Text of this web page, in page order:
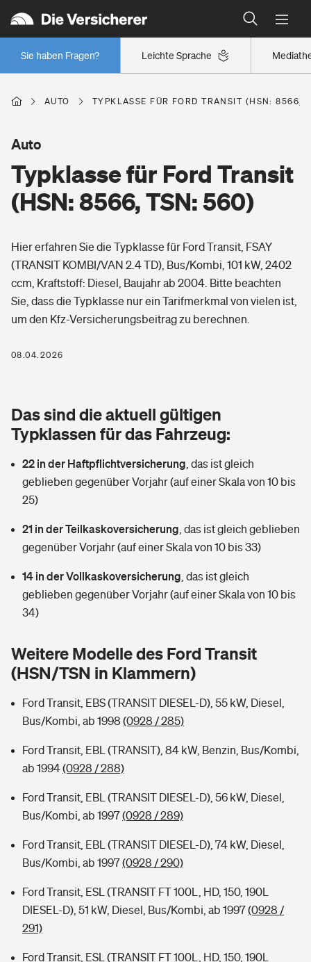
Leichte Sprache
Sie haben Fragen?
Wer versichert was: Jetzt Versicherer finden
Regionalklassen: So ist Ihre Region eingestuft
Wer versichert was: Jetzt Versicherer finden
Berufsunfähigkeitsversicherung
Erwerbsunfähigkeitsversicherung
Grundfähigkeitsversicherung
Arbeitsrechtsschutz
Berufshaftpflichtversicherung
Zur Übersicht
Tools
Wer versichert was: Jetzt Versicherer finden
Sie haben Fragen?
Wohnen
Elementarversicherung
Glasversicherung
Mietkautionsversicherung
Restkreditversicherung
Tools
Hochwasser-Check: Wie gefährdet ist Ihr Haus?
Sie haben Fragen?
Freizeit
Pri­vate Haft­pflicht­
Kinderunfall­ver­si­che­rung
Kinderinvalidität
Hundehalter-Haftpflicht
Handyversicherung
Private Cyberversicherung
Zur Übersicht
Kinderunfall-Check: Mehr Sicherheit für deine Kids
Typklassen: So ist Ihr Auto eingestuft
Sie haben Fragen?
Gesundheit
Private Krankenversicherung
Dread-Disease-Versicherung
Tierkrankenversicherung
Zur Übersicht
Tools
Wer versichert was: Jetzt Versicherer finden
Rentenrechner: Wie viel Geld bekomme ich im Alter?
AUTO TYPKLASSE FÜR FORD TRANSIT (HSN: 8566,
Typklasse für Ford Transit
(HSN: 8566, TSN: 560)
Auto
Hier erfahren Sie die Typklasse für Ford Transit, FSAY
(TRANSIT KOMBI/VAN 2.4 TD), Bus/Kombi, 101 kW, 2402
ccm, Kraftstoff: Diesel, Baujahr ab 2004. Bitte beachten
Sie, dass die Typklasse nur ein Tarifmerkmal von vielen ist,
um den Kfz-Versicherungsbeitrag zu berechnen.
08.04.2026
Das sind die aktuell gültigen
Typklassen für das Fahrzeug:
22 in der Haftpflichtversicherung das ist gleich
geblieben gegenüber Vorjahr (auf einer Skala von 10 bis
25)
21 in der Teilkaskoversicherung das ist gleich geblieben
gegenüber Vorjahr (auf einer Skala von 10 bis 33)
14 in der Vollkaskoversicherung das ist gleich
geblieben gegenüber Vorjahr (auf einer Skala von 10 bis
34)
Weitere Modelle des Ford Transit
(HSN/TSN in Klammern)
Ford Transit, EBS (TRANSIT DIESEL-D), 55 kW, Diesel,
Bus/Kombi, ab 1998 (0928 / 285)
Ford Transit, EBL (TRANSIT), 84 kW, Benzin, Bus/Kombi,
ab 1994(0928 / 288)
Ford Transit, EBL (TRANSIT DIESEL-D), 56 kW, Diesel,
Bus/Kombi, ab 1997(0928 / 289)
Ford Transit, EBL (TRANSIT DIESEL-D), 74 kW, Diesel,
Bus/Kombi, ab 1997(0928 / 290)
Ford Transit, ESL (TRANSIT FT 100L, HD, 150, 190L
DIESEL-D), 51 kW, Diesel, Bus/Kombi, ab 1997(0928 /
291)
Ford Transit, ESL (TRANSIT FT 100L, HD, 150, 190L